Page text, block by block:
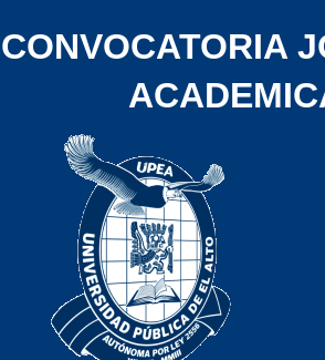
CONVOCATORIA